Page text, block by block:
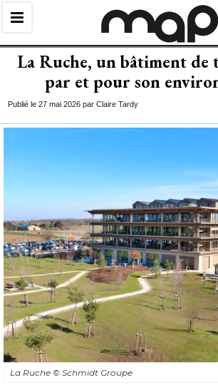
La Ruche, un bâtiment de
par et pour son
Publié le 27 mai 2026 par Claire Tardy
La Ruche © Schmidt Groupe